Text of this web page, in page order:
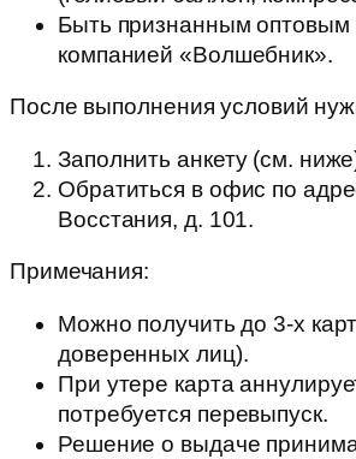
Быть признанным оптовым
компанией «Волшебник».
После выполнения условий
Заполнить анкету (см.
Обратиться в офис по
Восстания, д. 101.
Примечания:
Можно получить до 3-х
доверенных лиц).
При утере карта
потребуется перевыпуск.
Решение о выдаче